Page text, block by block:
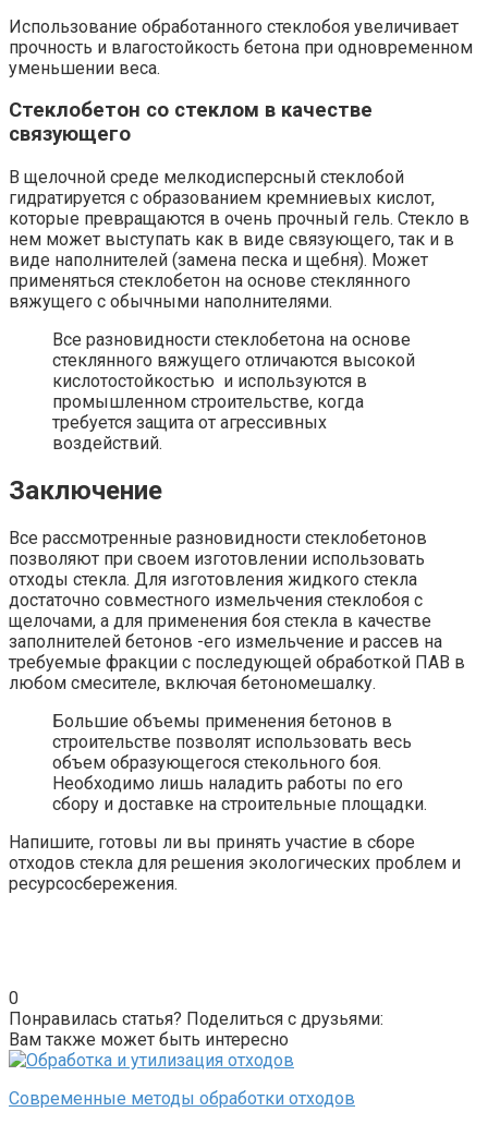
Использование обработанного стеклобоя увеличивает
прочность и влагостойкость бетона при одновременном
уменьшении веса.
Стеклобетон со стеклом в качестве
связующего
В щелочной среде мелкодисперсный стеклобой
гидратируется с образованием кремниевых кислот,
которые превращаются в очень прочный гель. Стекло в
нем может выступать как в виде связующего, так и в
виде наполнителей (замена песка и щебня). Может
применяться стеклобетон на основе стеклянного
вяжущего с обычными наполнителями.
Все разновидности стеклобетона на основе
стеклянного вяжущего отличаются высокой
кислотостойкостью и используются в
промышленном строительстве, когда
требуется защита от агрессивных
воздействий.
Заключение
Все рассмотренные разновидности стеклобетонов
позволяют при своем изготовлении использовать
отходы стекла. Для изготовления жидкого стекла
достаточно совместного измельчения стеклобоя с
щелочами, а для применения боя стекла в качестве
заполнителей бетонов -его измельчение и рассев на
требуемые фракции с последующей обработкой ПАВ в
любом смесителе, включая бетономешалку.
Большие объемы применения бетонов в
строительстве позволят использовать весь
объем образующегося стекольного боя.
Необходимо лишь наладить работы по его
сбору и доставке на строительные площадки.
Напишите, готовы ли вы принять участие в сборе
отходов стекла для решения экологических проблем и
ресурсосбережения.
0
Понравилась статья? Поделиться с друзьями:
Вам также может быть интересно
Современные методы обработки отходов